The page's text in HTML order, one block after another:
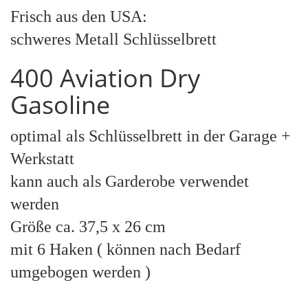
Frisch aus den USA:
schweres Metall Schlüsselbrett
400 Aviation Dry
Gasoline
optimal als Schlüsselbrett in der Garage +
Werkstatt
kann auch als Garderobe verwendet
werden
Größe ca. 37,5 x 26 cm
mit 6 Haken ( können nach Bedarf
umgebogen werden )